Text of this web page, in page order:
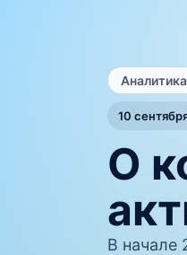
Аналитика
10
О
В начале